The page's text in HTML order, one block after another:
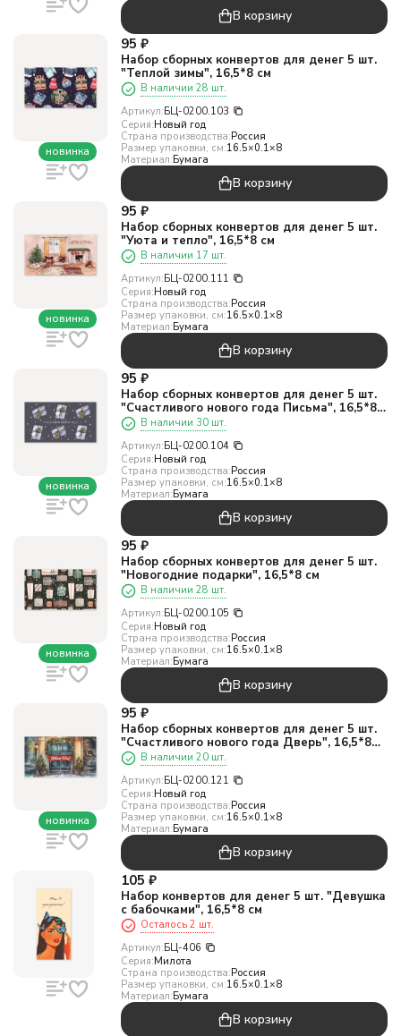
В корзину
новинка
95 ₽
Набор сборных конвертов для денег 5 шт.
"Теплой зимы", 16,5*8 см
В наличии 28 шт.
Артикул:БЦ-0200.103
Серия:Новый год
Страна производства:Россия
Размер упаковки, см:16.5×0.1×8
Материал:Бумага
В корзину
новинка
95 ₽
Набор сборных конвертов для денег 5 шт.
"Уюта и тепло", 16,5*8 см
В наличии 17 шт.
Артикул:БЦ-0200.111
Серия:Новый год
Страна производства:Россия
Размер упаковки, см:16.5×0.1×8
Материал:Бумага
В корзину
новинка
95 ₽
Набор сборных конвертов для денег 5 шт.
"Счастливого нового года Письма", 16,5*8
см В наличии 30 шт.
Артикул:БЦ-0200.104
Серия:Новый год
Страна производства:Россия
Размер упаковки, см:16.5×0.1×8
Материал:Бумага
В корзину
новинка
95 ₽
Набор сборных конвертов для денег 5 шт.
"Новогодние подарки", 16,5*8 см
В наличии 28 шт.
Артикул:БЦ-0200.105
Серия:Новый год
Страна производства:Россия
Размер упаковки, см:16.5×0.1×8
Материал:Бумага
В корзину
новинка
95 ₽
Набор сборных конвертов для денег 5 шт.
"Счастливого нового года Дверь", 16,5*8
см В наличии 20 шт.
Артикул:БЦ-0200.121
Серия:Новый год
Страна производства:Россия
Размер упаковки, см:16.5×0.1×8
Материал:Бумага
В корзину
105 ₽
Набор конвертов для денег 5 шт. "Девушка
с бабочками", 16,5*8 см
Осталось 2 шт.
Артикул:БЦ-406
Серия:Милота
Страна производства:Россия
Размер упаковки, см:16.5×0.1×8
Материал:Бумага
В корзину